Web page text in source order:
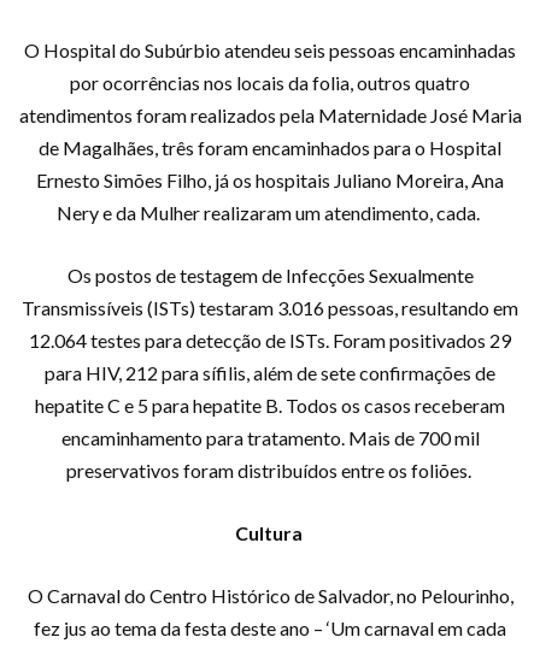
O Hospital do Subúrbio atendeu seis pessoas encaminhadas
por ocorrências nos locais da folia, outros quatro
atendimentos foram realizados pela Maternidade José Maria
de Magalhães, três foram encaminhados para o Hospital
Ernesto Simões Filho, já os hospitais Juliano Moreira, Ana
Nery e da Mulher realizaram um atendimento, cada.
Os postos de testagem de Infecções Sexualmente
Transmissíveis (ISTs) testaram 3.016 pessoas, resultando em
12.064 testes para detecção de ISTs. Foram positivados 29
para HIV, 212 para sífilis, além de sete confirmações de
hepatite C e 5 para hepatite B. Todos os casos receberam
encaminhamento para tratamento. Mais de 700 mil
preservativos foram distribuídos entre os foliões.
Cultura
O Carnaval do Centro Histórico de Salvador, no Pelourinho,
fez jus ao tema da festa deste ano – ‘Um carnaval em cada